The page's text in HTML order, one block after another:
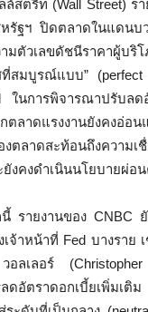
ล์สตรีท (Wall Street) ร
รัฐฯ ปิดตลาดในแดนบ
มตัวเลขดัชนีราคาผู้บริ
ที่สมบูรณ์แบบ” (perfect
นการพิจารณาปรับลด
ตลาดแรงงานยังคงอ่อ
งตลาดสะท้อนถึงความเ
ยังคงดำเนินนโยบายผ่อ
รายงานของ CNBC ยั
เจ้าหน้าที่ Fed บางราย
อลเลอร์
ดอัตราดอกเบี้ยเพิ่มเติ